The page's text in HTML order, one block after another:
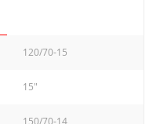
120/70-15
15"
150/70-14